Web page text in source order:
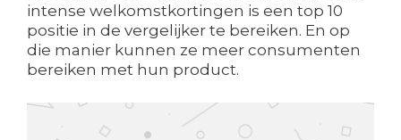
intense welkomstkortingen is een top 10
positie in de vergelijker te bereiken. En op
die manier kunnen ze meer consumenten
bereiken met hun product.